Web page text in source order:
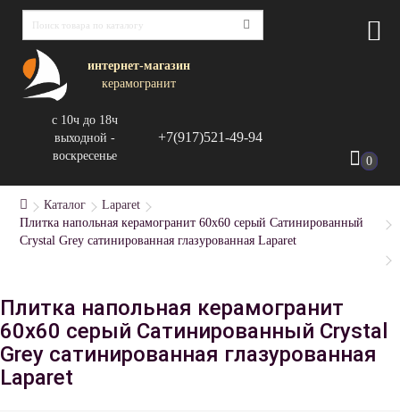
интернет-магазин
керамогранит
с 10ч до 18ч
выходной -
воскресенье
+7(917)521-49-94
0
Каталог
Laparet
Плитка напольная керамогранит 60x60 серый Сатинированный
Crystal Grey сатинированная глазурованная Laparet
Плитка напольная керамогранит
60x60 серый Сатинированный Crystal
Grey сатинированная глазурованная
Laparet